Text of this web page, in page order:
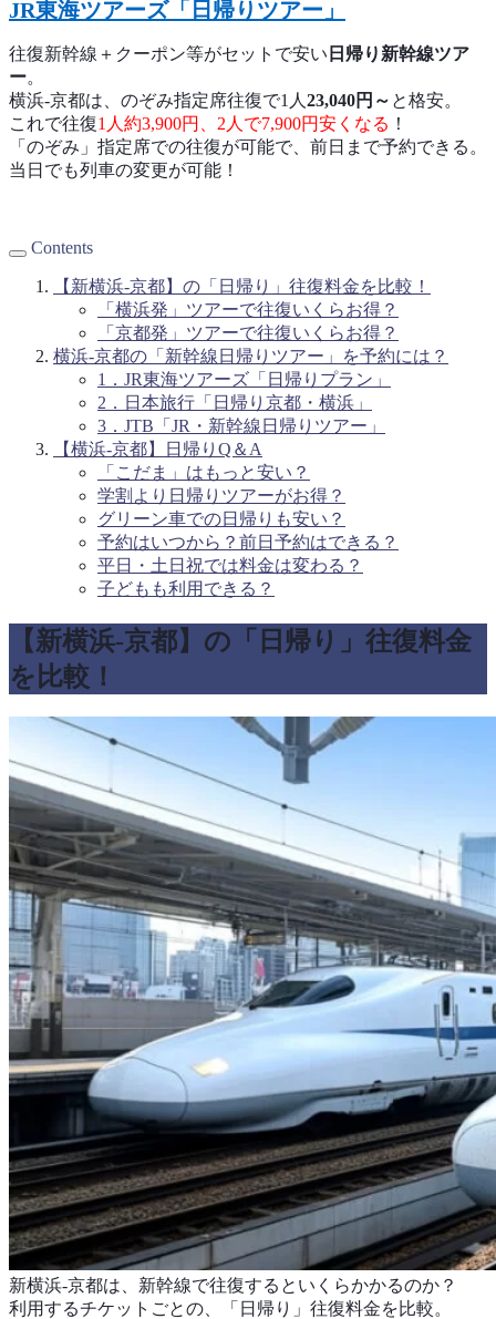
JR東海ツアーズ「日帰りツアー」
往復新幹線＋クーポン等がセットで安い 日帰り新幹線ツア
ー。
横浜-京都は、のぞみ指定席往復で1人 23,040円～ と格安。
これで往復1人約3,900円、2人で7,900円安くなる ！
「のぞみ」指定席での往復が可能で、前日まで予約できる。
当日でも列車の変更が可能！
Contents
【新横浜-京都】の「日帰り」往復料金を比較！
「横浜発」ツアーで往復いくらお得？
「京都発」ツアーで往復いくらお得？
横浜-京都の「新幹線日帰りツアー」を予約には？
1．JR東海ツアーズ「日帰りプラン」
2．日本旅行「日帰り京都・横浜」
3．JTB「JR・新幹線日帰りツアー」
【横浜-京都】日帰りQ＆A
「こだま」はもっと安い？
学割より日帰りツアーがお得？
グリーン車での日帰りも安い？
予約はいつから？前日予約はできる？
平日・土日祝では料金は変わる？
子どもも利用できる？
【新横浜-京都】の「日帰り」往復料金
を比較！
新横浜-京都は、新幹線で往復するといくらかかるのか？
利用するチケットごとの、「日帰り」往復料金を比較。